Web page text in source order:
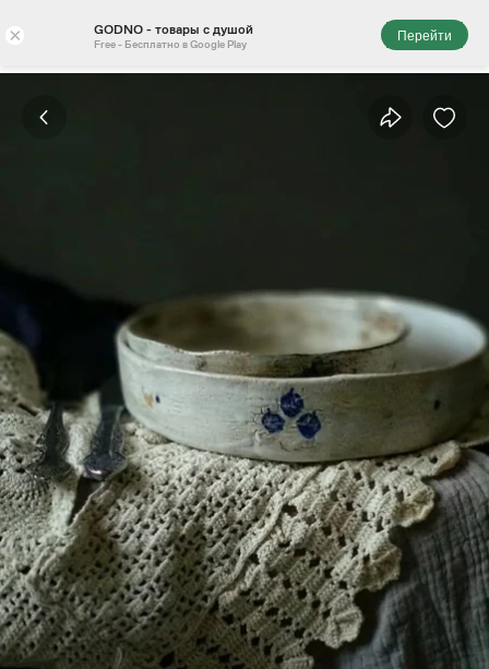
× GODNO - товары с душой
Free - Бесплатно в Google Play
Перейти